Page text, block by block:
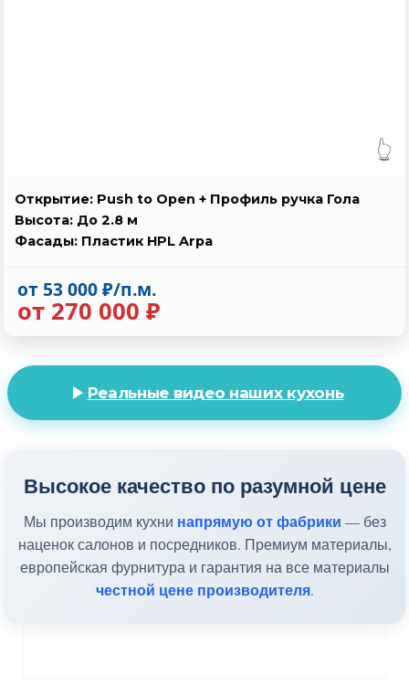
👆
Открытие: Push to Open + Профиль ручка Гола
Высота: До 2.8 м
Фасады: Пластик HPL Arpa
от 53 000 ₽/п.м.
от 270 000 ₽
Реальные видео наших кухонь
Высокое качество по разумной цене
Мы производим кухни напрямую от фабрики — без
наценок салонов и посредников. Премиум материалы,
европейская фурнитура и гарантия на все материалы
честной цене производителя.